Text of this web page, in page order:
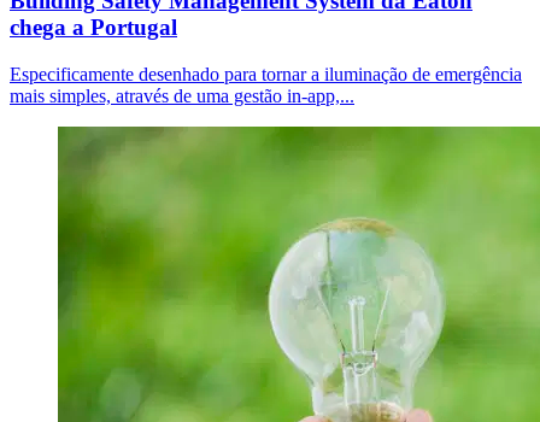
chega a Portugal
Especificamente desenhado para tornar a iluminação de emergência
mais simples, através de uma gestão in-app,...